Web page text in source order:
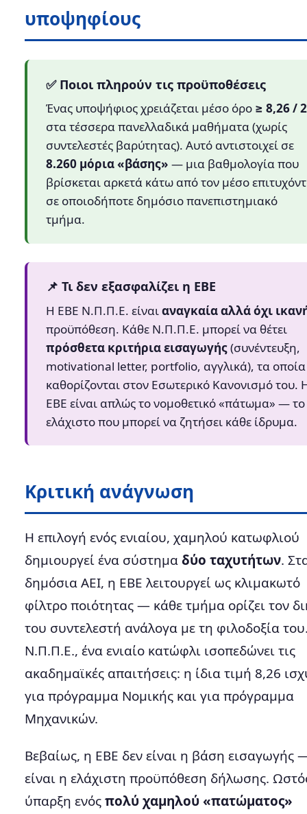
υποψηφίους
✅ Ποιοι πληρούν τις προϋποθέσεις
Ένας υποψήφιος χρειάζεται μέσο όρο ≥ 8,26 /
στα τέσσερα πανελλαδικά μαθήματα (χωρίς
συντελεστές βαρύτητας). Αυτό αντιστοιχεί σε
8.260 μόρια «βάσης» — μια βαθμολογία που
βρίσκεται αρκετά κάτω από τον μέσο
σε οποιοδήποτε δημόσιο πανεπιστημιακό
τμήμα.
📌 Τι δεν εξασφαλίζει η ΕΒΕ
Η ΕΒΕ Ν.Π.Π.Ε. είναιαναγκαία αλλά όχι
προϋπόθεση. Κάθε Ν.Π.Π.Ε. μπορεί να θέτει
πρόσθετα κριτήρια εισαγωγής(συνέντευξη,
motivational letter, portfolio, αγγλικά), τα οποία
καθορίζονται στον Εσωτερικό Κανονισμό του.
ΕΒΕ είναι απλώς το νομοθετικό «πάτωμα» — το
ελάχιστο που μπορεί να ζητήσει κάθε ίδρυμα.
Κριτική ανάγνωση
Η επιλογή ενός ενιαίου, χαμηλού κατωφλιού
δημιουργεί ένα σύστημαδύο ταχυτήτων.
δημόσια ΑΕΙ, η ΕΒΕ λειτουργεί ως κλιμακωτό
φίλτρο ποιότητας — κάθε τμήμα ορίζει τον
του συντελεστή ανάλογα με τη φιλοδοξία
Ν.Π.Π.Ε., ένα ενιαίο κατώφλι ισοπεδώνει τις
ακαδημαϊκές απαιτήσεις: η ίδια τιμή 8,26
για πρόγραμμα Νομικής και για πρόγραμμα
Μηχανικών.
Βεβαίως, η ΕΒΕ δεν είναι η βάση εισαγωγής
είναι η ελάχιστη προϋπόθεση δήλωσης.
ύπαρξη ενόςπολύ χαμηλού «πατώματος»